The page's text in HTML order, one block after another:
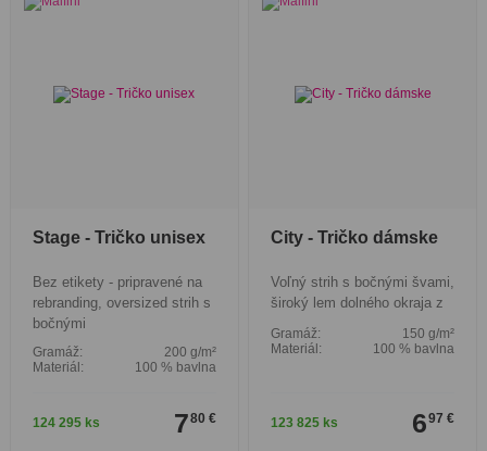
Stage - Tričko unisex
Bez etikety - pripravené na
rebranding, oversized strih s
bočnými
Gramáž:
200 g/m²
Materiál:
100 % bavlna
124 295 ks 7 80 €
City - Tričko dámske
Voľný strih s bočnými švami,
široký lem dolného okraja z
Gramáž:
150 g/m²
Materiál:
100 % bavlna
123 825 ks 6 97 €